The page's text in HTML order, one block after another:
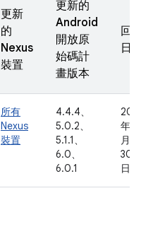
更新
的
Nexus
裝置
更新的
Android
開放原
始碼計
畫版本
回
日
所有
Nexus
裝置
4.4.4、
5.0.2、
5.1.1、
6.0、
6.0.1
年 3
月
30
日